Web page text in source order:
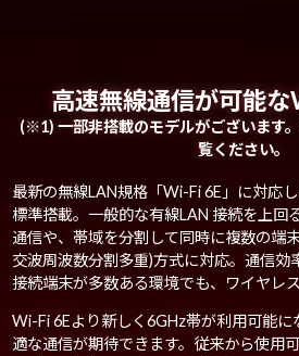
高速無線通信が可能
(※1) 一部非搭載のモデルがございます
覧ください。
最新の無線LAN規格「Wi-Fi 6E」に対応
標準搭載。一般的な有線LAN 接続を上
通信や、帯域を分割して同時に複数の端
交波周波数分割多重)方式に対応。通信効
接続端末が多数ある環境でも、ワイヤレ
Wi-Fi 6Eより新しく6GHz帯が利用可能に
適な通信が期待できます。従来から使用